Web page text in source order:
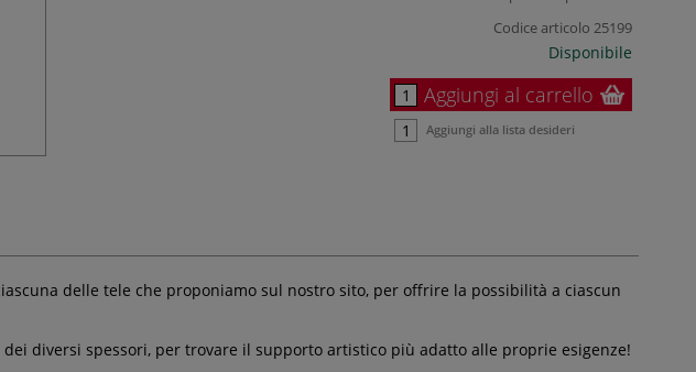
Codice articolo 25199
Disponibile
Aggiungi al carrello
Aggiungi alla lista desideri
delle tele che proponiamo sul nostro sito, per offrire la possibilità a ciascun
diversi spessori, per trovare il supporto artistico più adatto alle proprie esigenze!